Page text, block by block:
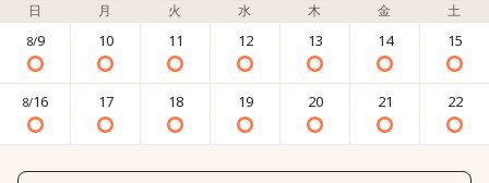
日 月 火 水 木 金 土
8/9 10 11 12 13 14 15
8/16 17 18 19 20 21 22